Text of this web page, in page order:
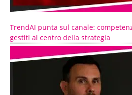
TrendAI punta sul canale:
gestiti al centro della strategia